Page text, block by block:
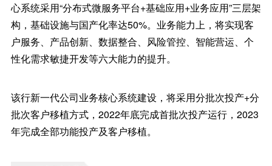
心系统采用“分布式微服务平台+基础应用+业务应用”三层架
构，基础设施与国产化率达50%。业务能力上，将实现客
户服务、产品创新、数据整合、风险管控、智能营运、个
性化需求敏捷开发等六大能力的提升。
该行新一代公司业务核心系统建设，将采用分批次投产+分
批次客户移植方式，2022年底完成首批次投产运行，2023
年完成全部功能投产及客户移植。